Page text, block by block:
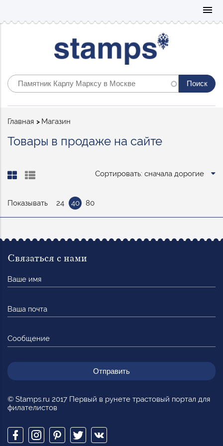
menu
Строка
Главная Магазин
Товары в продаже на сайте
Сортировать: сначала дорогие
Показывать 24 40 80
© Stamps.ru 2017 Первый в рунете трастовый портал для
филателистов
Связаться с нами
имя
почта
Сообщение